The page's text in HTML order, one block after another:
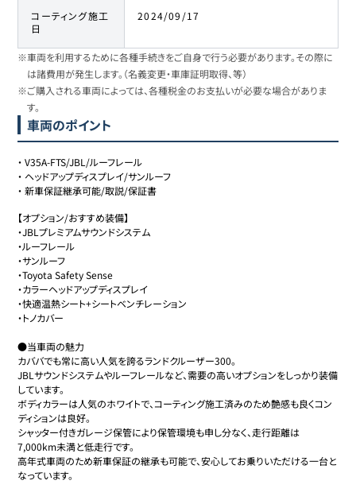
コーティング施工
日
2024/09/17
※車両を利用するために各種手続きをご自身で行う必要があります。その際に
は諸費用が発生します。（名義変更・車庫証明取得、等）
※ご購入される車両によっては、各種税金のお支払いが必要な場合がありま
す。
車両のポイント
・V35A-FTS/JBL/ルーフレール
・ ヘッドアップディスプレイ/サンルーフ
・新車保証継承可能/取説/保証書
【オプション/おすすめ装備】
・JBLプレミアムサウンドシステム
・ルーフレール
・サンルーフ
・Toyota Safety Sense
・カラーヘッドアップディスプレイ
・快適温熱シート+シートベンチレーション
・トノカバー
●当車両の魅力
カババでも常に高い人気を誇るランドクルーザー300。
JBLサウンドシステムやルーフレールなど、需要の高いオプションをしっかり装備
しています。
ボディカラーは人気のホワイトで、コーティング施工済みのため艶感も良くコン
ディションは良好。
シャッター付きガレージ保管により保管環境も申し分なく、走行距離は
7,000km未満と低走行です。
高年式車両のため新車保証の継承も可能で、安心してお乗りいただける一台と
なっています。